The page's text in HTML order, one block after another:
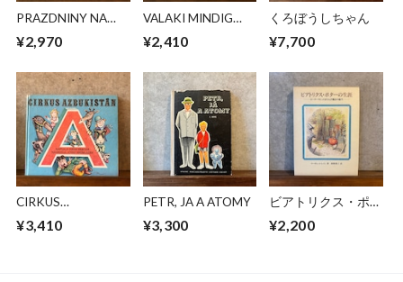
PRAZDNINY NA
¥2,970
VALAKI MINDIG
¥2,410
くろぼうしちゃん
¥7,700
CIRKUS
¥3,410
PETR, JA A ATOMY
¥3,300
ビアトリクス・ポタ
¥2,200